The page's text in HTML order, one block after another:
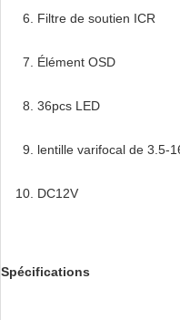
Filtre de soutien ICR
Élément OSD
36pcs LED
lentille varifocal de 3.5-
DC12V
Spécifications